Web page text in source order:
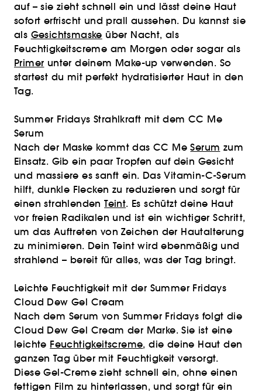
auf – sie zieht schnell ein und lässt deine Haut
sofort erfrischt und prall aussehen. Du kannst sie
als Gesichtsmaske über Nacht, als
Feuchtigkeitscreme am Morgen oder sogar als
Primer unter deinem Make-up verwenden. So
startest du mit perfekt hydratisierter Haut in den
Tag.
Summer Fridays Strahlkraft mit dem CC Me
Serum
Nach der Maske kommt das CC MeSerum zum
Einsatz. Gib ein paar Tropfen auf dein Gesicht
und massiere es sanft ein. Das Vitamin-C-Serum
hilft, dunkle Flecken zu reduzieren und sorgt für
einen strahlendenTeint. Es schützt deine Haut
vor freien Radikalen und ist ein wichtiger Schritt,
um das Auftreten von Zeichen der Hautalterung
zu minimieren. Dein Teint wird ebenmäßig und
strahlend – bereit für alles, was der Tag bringt.
Leichte Feuchtigkeit mit der Summer Fridays
Cloud Dew Gel Cream
Nach dem Serum von Summer Fridays folgt die
Cloud Dew Gel Cream der Marke. Sie ist eine
leichte Feuchtigkeitscreme, die deine Haut den
ganzen Tag über mit Feuchtigkeit versorgt.
Diese Gel-Creme zieht schnell ein, ohne einen
fettigen Film zu hinterlassen, und sorgt für ein